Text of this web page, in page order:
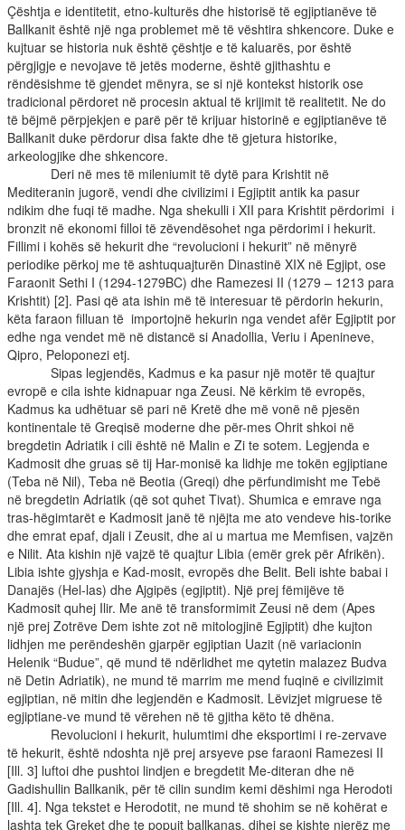
Çështja e identitetit, etno-kulturës dhe historisë të egjiptianëve të
Ballkanit është një nga problemet më të vështira shkencore. Duke e
kujtuar se historia nuk është çështje e të kaluarës, por është
përgjigje e nevojave të jetës moderne, është gjithashtu e
rëndësishme të gjendet mënyra, se si një kontekst historik ose
tradicional përdoret në procesin aktual të krijimit të realitetit. Ne do
të bëjmë përpjekjen e parë për të krijuar historinë e egjiptianëve të
Ballkanit duke përdorur disa fakte dhe të gjetura historike,
arkeologjike dhe shkencore.
Deri në mes të mileniumit të dytë para Krishtit në
Mediteranin jugorë, vendi dhe civilizimi i Egjiptit antik ka pasur
ndikim dhe fuqi të madhe. Nga shekulli i XII para Krishtit përdorimi i
bronzit në ekonomi filloi të zëvendësohet nga përdorimi i hekurit.
Fillimi i kohës së hekurit dhe “revolucioni i hekurit” në mënyrë
periodike përkoj me të ashtuquajturën Dinastinë XIX në Egjipt, ose
Faraonit Sethi I (1294-1279BC) dhe Ramezesi II (1279 – 1213 para
Krishtit) [2]. Pasi që ata ishin më të interesuar të përdorin hekurin,
këta faraon filluan të importojnë hekurin nga vendet afër Egjiptit por
edhe nga vendet më në distancë si Anadollia, Veriu i Apenineve,
Qipro, Peloponezi etj.
Sipas legjendës, Kadmus e ka pasur një motër të quajtur
evropë e cila ishte kidnapuar nga Zeusi. Në kërkim të evropës,
Kadmus ka udhëtuar së pari në Kretë dhe më vonë në pjesën
kontinentale të Greqisë moderne dhe për-mes Ohrit shkoi në
bregdetin Adriatik i cili është në Malin e Zi te sotem. Legjenda e
Kadmosit dhe gruas së tij Har-monisë ka lidhje me tokën egjiptiane
(Teba në Nil), Teba në Beotia (Greqi) dhe përfundimisht me Tebë
në bregdetin Adriatik (që sot quhet Tivat). Shumica e emrave nga
tras-hëgimtarët e Kadmosit janë të njëjta me ato vendeve his-torike
dhe emrat epaf, djali i Zeusit, dhe ai u martua me Memfisen, vajzën
e Nilit. Ata kishin një vajzë të quajtur Libia (emër grek për Afrikën).
Libia ishte gjyshja e Kad-mosit, evropës dhe Belit. Beli ishte babai i
Danajës (Hel-las) dhe Ajgipës (egjiptit). Një prej fëmijëve të
Kadmosit quhej Ilir. Me anë të transformimit Zeusi në dem (Apes
një prej Zotrëve Dem ishte zot në mitologjinë Egjiptit) dhe kujton
lidhjen me perëndeshën gjarpër egjiptian Uazit (në variacionin
Helenik “Budue”, që mund të ndërlidhet me qytetin malazez Budva
në Detin Adriatik), ne mund të marrim me mend fuqinë e civilizimit
egjiptian, në mitin dhe legjendën e Kadmosit. Lëvizjet migruese të
egjiptiane-ve mund të vërehen në të gjitha këto të dhëna.
Revolucioni i hekurit, hulumtimi dhe eksportimi i re-zervave
të hekurit, është ndoshta një prej arsyeve pse faraoni Ramezesi II
[Ill. 3] luftoi dhe pushtoi lindjen e bregdetit Me-diteran dhe në
Gadishullin Ballkanik, për të cilin sundim kemi dëshimi nga Herodoti
[Ill. 4]. Nga tekstet e Herodotit, ne mund të shohim se në kohërat e
lashta tek Greket dhe te popujt ballkanas, dihej se kishte njerëz me